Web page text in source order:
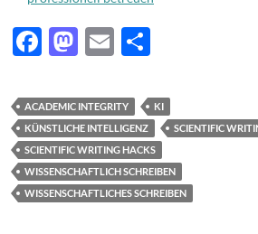
F
e
b
o
o
k
M
to
d
o
n
E
ail le
n
ACADEMIC INTEGRITY
KI
KÜNSTLICHE INTELLIGENZ
SCIENTIFIC
SCIENTIFIC WRITING HACKS
WISSENSCHAFTLICH SCHREIBEN
WISSENSCHAFTLICHES SCHREIBEN